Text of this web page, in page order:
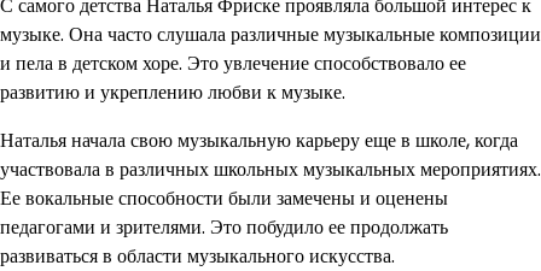
музыке. Она часто слушала различные музыкальные композиции
и пела в детском хоре. Это увлечение способствовало ее
развитию и укреплению любви к музыке.
Наталья начала свою музыкальную карьеру еще в школе, когда
участвовала в различных школьных музыкальных мероприятиях.
Ее вокальные способности были замечены и оценены
педагогами и зрителями. Это побудило ее продолжать
развиваться в области музыкального искусства.